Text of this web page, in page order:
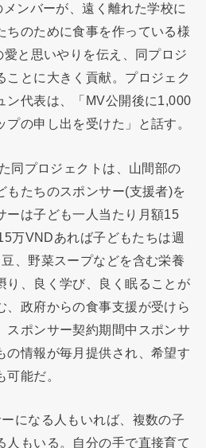
ンバーが、遠く離れた学校に
ちのために食事を作っている様
と思いやりを伝え、同プロジ
ことに大きく貢献。プロジェク
ン代表は、「MV公開後に1,000
の申し出を受けた」と話す。
同プロジェクトは、山間部の
もたちのスポンサー(支援者)を
ーは子ども一人当たり月額15
万VNDあれば子どもたちは週
、野菜スープなどを含む栄養
り、良く学び、良く眠ることが
、政府からの食事支援が受けら
スポンサー契約期間中スポンサ
の情報が毎月提供され、希望す
能だ。
になる人もいれば、複数の子
人もいる。自分の手で直接育て